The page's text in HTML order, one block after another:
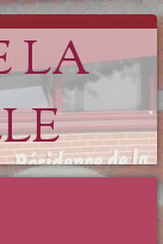
LA